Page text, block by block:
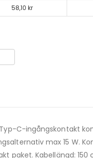
58,10 kr
C-ingångskontakt
max 15 W.
paket. Kabellängd: 150